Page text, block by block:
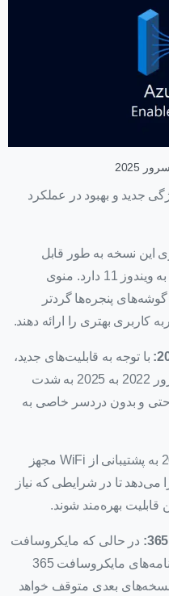
ویژگی جدید و بهبود در عملکرد
این نسخه به طور قابل
توجهی مدرن‌تر شده و شباهت زیادی به ویندوز 11 دارد. منوی
پنجره‌ها گردتر
کاربری بهتری را ارائه دهند.
با توجه به قابلیت‌های جدید،
فرآیند مهاجرت و انتقال از ویندوز سرور 2022 به 2025 به شدت
و بدون دردسر خاصی به
ویندوز سرور 2025 به پشتیبانی از WiFi مجهز
می‌دهد تا در شرایطی که نیاز
قابلیت بهره‌مند شوند.
در حالی که مایکروسافت
قبلاً اعلام کرده بود که پشتیبانی از برنامه‌های مایکروسافت 365
نسخه‌های بعدی متوقف خواهد